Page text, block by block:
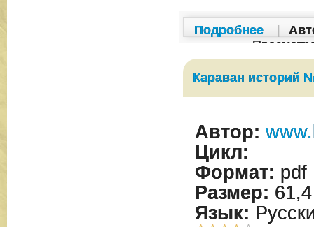
Подробнее
Караван историй
Автор:
Цикл:
Формат: pdf
Размер:
Язык: